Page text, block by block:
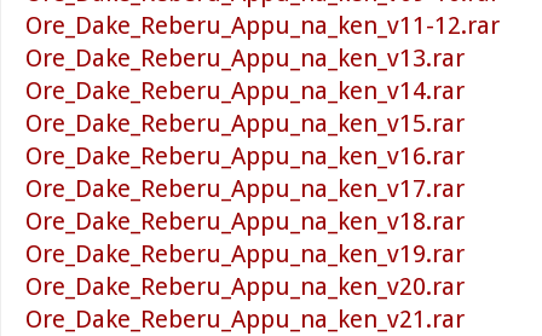
Ore_Dake_Reberu_Appu_na_ken_v11-12.rar
Ore_Dake_Reberu_Appu_na_ken_v13.rar
Ore_Dake_Reberu_Appu_na_ken_v14.rar
Ore_Dake_Reberu_Appu_na_ken_v15.rar
Ore_Dake_Reberu_Appu_na_ken_v16.rar
Ore_Dake_Reberu_Appu_na_ken_v17.rar
Ore_Dake_Reberu_Appu_na_ken_v18.rar
Ore_Dake_Reberu_Appu_na_ken_v19.rar
Ore_Dake_Reberu_Appu_na_ken_v20.rar
Ore_Dake_Reberu_Appu_na_ken_v21.rar